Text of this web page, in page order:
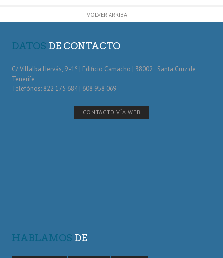
VOLVER ARRIBA
DATOS DE CONTACTO
C/ Villalba Hervás, 9 -1º | Edificio Camacho | 38002 · Santa Cruz de
Tenerife
Telefónos: 822 175 684 | 608 958 069
CONTACTO VÍA WEB
HABLAMOS DE